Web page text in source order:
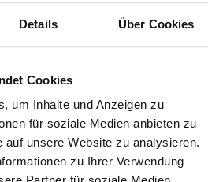
Details Über Cookies
Cookies
um Inhalte und Anzeigen zu
für soziale Medien anbieten zu
auf unsere Website zu analysieren.
zu Ihrer Verwendung
Zentrum des Dorfes, nur
entfernt